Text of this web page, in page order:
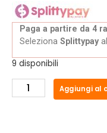
Paga a partire da 4
Seleziona Splittypay
9 disponibili
Aggiungi al